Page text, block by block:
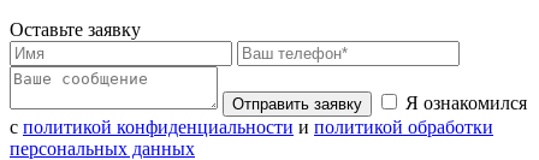
Оставьте заявку
Отправить заявку
Я ознакомился
с политикой конфиденциальности и политикой обработки
персональных данных